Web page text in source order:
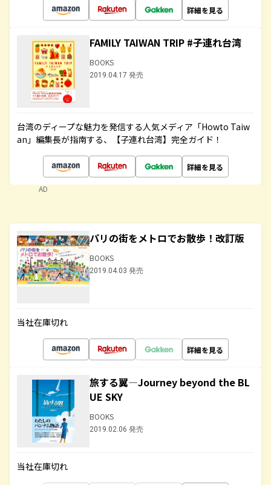
詳細を見る
FAMILY TAIWAN TRIP #子連れ台湾
BOOKS
2019.04.17 発売
台湾のディープな魅力を発信する人気メディア「Howto Taiw
an」編集長が指南する、【子連れ台湾】完全ガイド！
詳細を見る
AD
パリの街をメトロでお散歩！改訂版
BOOKS
2019.04.03 発売
当社在庫切れ
詳細を見る
旅する翼―Journey beyond the BL
UE SKY
BOOKS
2019.02.06 発売
当社在庫切れ